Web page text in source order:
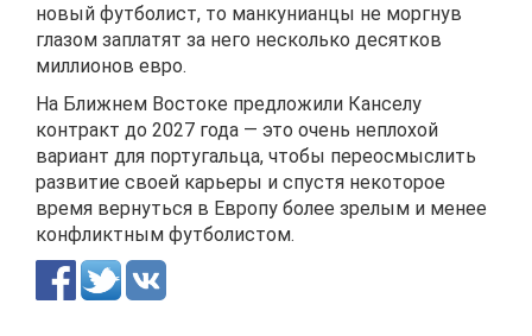
новый футболист, то манкунианцы не моргнув
глазом заплатят за него несколько десятков
миллионов евро.
На Ближнем Востоке предложили Канселу
контракт до 2027 года — это очень неплохой
вариант для португальца, чтобы переосмыслить
развитие своей карьеры и спустя некоторое
время вернуться в Европу более зрелым и менее
конфликтным футболистом.